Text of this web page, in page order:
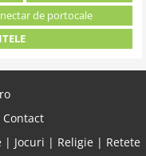
nectar de portocale
Contact
| Jocuri | Religie | Retete